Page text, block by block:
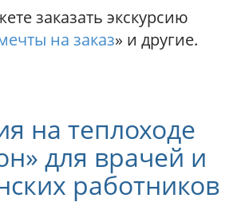
заказать экскурсию
на заказ» и другие.
на теплоходе
для врачей и
работников